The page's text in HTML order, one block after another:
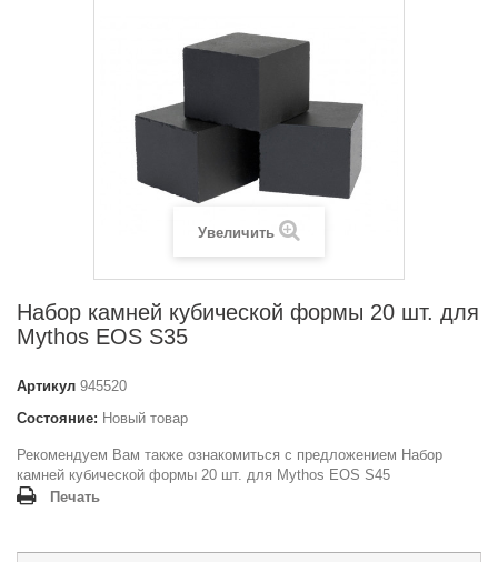
Увеличить
Набор камней кубической формы 20 шт. для
Mythos EOS S35
Артикул 945520
Состояние: Новый товар
Рекомендуем Вам также ознакомиться с предложением Набор
камней кубической формы 20 шт. для Mythos EOS S45
Печать